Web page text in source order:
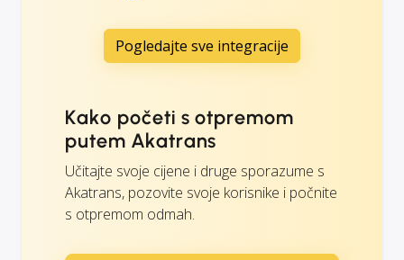
Pogledajte sve integracije
Kako početi s otpremom
putem Akatrans
Učitajte svoje cijene i druge sporazume s
Akatrans, pozovite svoje korisnike i počnite
s otpremom odmah.